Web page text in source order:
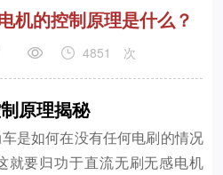
机的控制原理是什么？
4851 次
原理揭秘
是如何在没有任何电刷的情况
就要归功于直流无刷无感电机